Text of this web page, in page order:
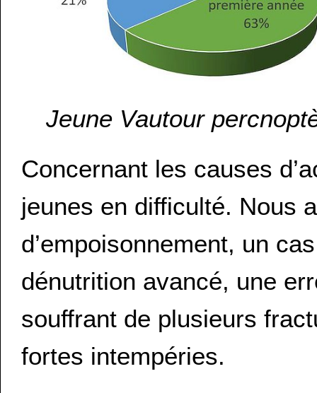
Jeune Vautour
Concernant les causes
jeunes en difficulté. Nous
d’empoisonnement, un
dénutrition avancé, une
souffrant de plusieurs
fortes intempéries.